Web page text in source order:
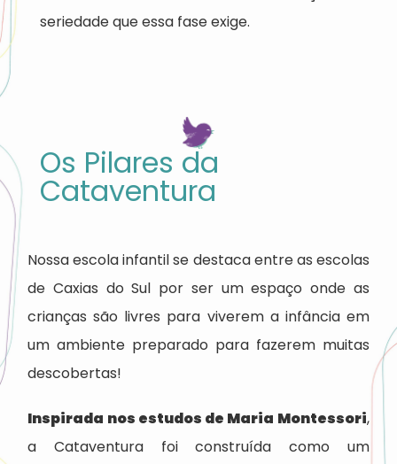
seriedade que essa fase exige.
Os Pilares da
Cataventura
Nossa escola infantil se destaca entre as escolas
de Caxias do Sul por ser um espaço onde as
crianças são livres para viverem a infância em
um ambiente preparado para fazerem muitas
descobertas!
Inspirada nos estudos de Maria Montessori,
a Cataventura foi construída como um